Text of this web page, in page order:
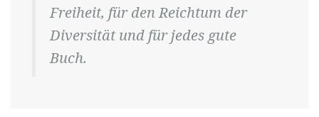
Freiheit, für den Reichtum der
Diversität und für jedes gute
Buch.